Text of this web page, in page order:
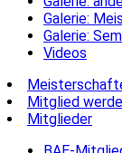
Galerie:
Galerie:
Videos
Mitglied
Mitglieder